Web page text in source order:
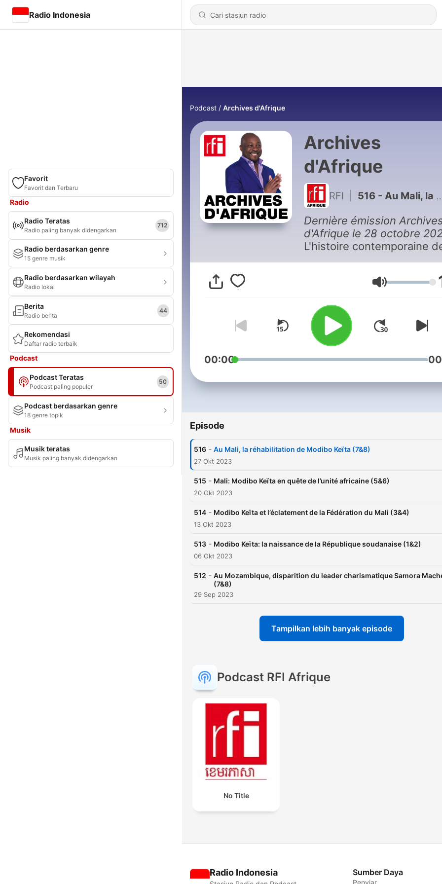
Radio Indonesia
Favorit
Favorit dan Terbaru
Radio
Radio Teratas
Radio paling banyak didengarkan
712
Radio berdasarkan genre
15 genre musik
Radio berdasarkan wilayah
Radio lokal
Berita
Radio berita
44
Rekomendasi
Daftar radio terbaik
Podcast
Podcast Teratas
Podcast paling populer
50
Podcast berdasarkan genre
18 genre topik
Musik
Musik teratas
Musik paling banyak didengarkan
Podcast Archives d'Afrique
Archives
d'Afrique
RFI 516 - Au Mali, la réhabilitation de Modibo Keïta (7&8)
Dernière émission
d'Afrique le 28 octobre
L'histoire contemporaine
sonores et de
Nul n'a le droit d'effacer une
page de l'histoire d'un
car un peuple sans histoire
un monde sans âme. Une
émission présentée par
d’émission : Delphine
Diffusions le samedi vers
semaine sur deux ; et à
du 4 novembre 2023,
diffusions de podcasts.
Volume
00:00
Episode
516 - Au Mali, la réhabilitation de Modibo Keïta (7&8)
27 Okt 2023
515 - Mali: Modibo Keïta en quête de l’unité africaine (5&6)
20 Okt 2023
514 - Modibo Keïta et l’éclatement de la Fédération du Mali (3&4)
13 Okt 2023
513 - Modibo Keïta: la naissance de la République soudanaise (1&2)
06 Okt 2023
512 - Au Mozambique, disparition du leader charismatique Samora
(7&8)
29 Sep 2023
Tampilkan lebih banyak episode
Podcast RFI Afrique
No Title
Radio Indonesia Sumber Daya